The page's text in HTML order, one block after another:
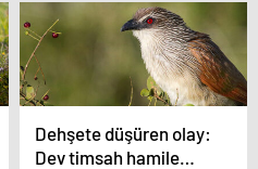
Dehşete düşüren olay:
Dev timsah hamile